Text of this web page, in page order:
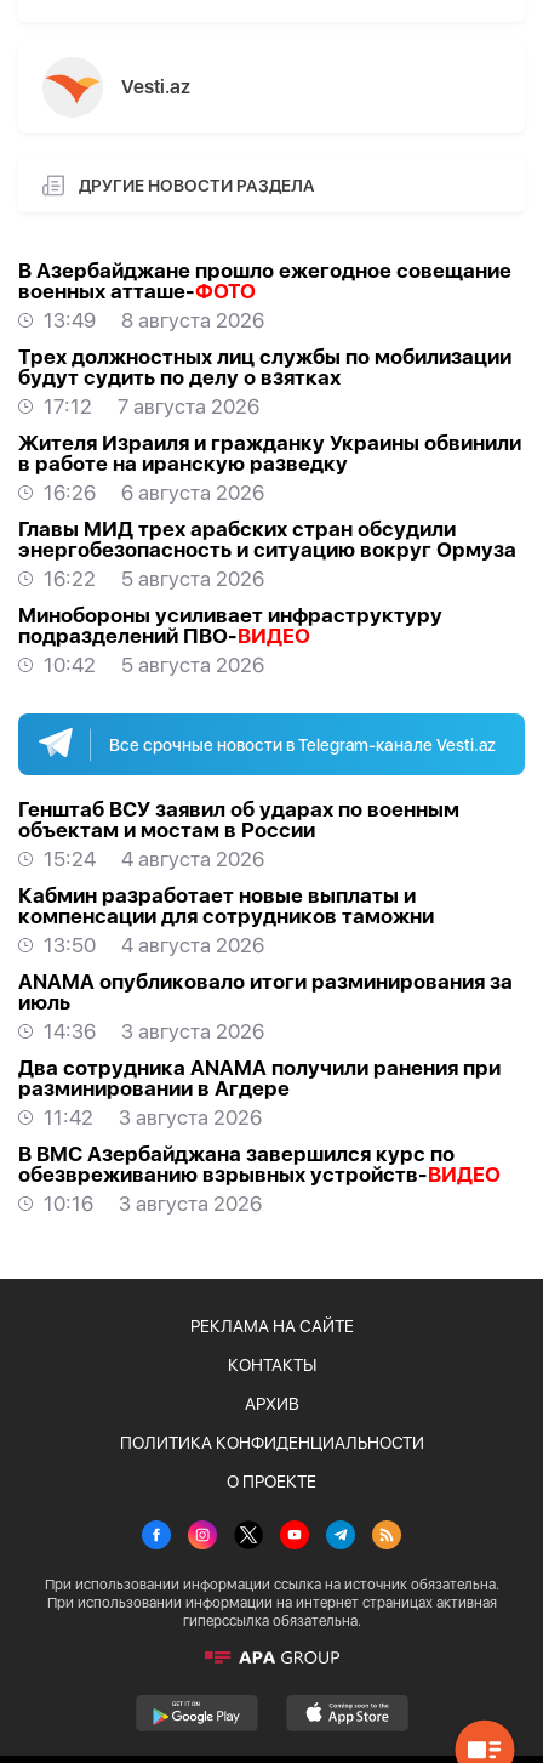
Vesti.az
ДРУГИЕ НОВОСТИ РАЗДЕЛА
В Азербайджане прошло ежегодное совещание
военных атташе-ФОТО
13:49
8 августа 2026
Трех должностных лиц службы по мобилизации
будут судить по делу о взятках
17:12
7 августа 2026
Жителя Израиля и гражданку Украины обвинили
в работе на иранскую разведку
16:26
6 августа 2026
Главы МИД трех арабских стран обсудили
энергобезопасность и ситуацию вокруг Ормуза
16:22
5 августа 2026
Минобороны усиливает инфраструктуру
подразделений ПВО-ВИДЕО
10:42
5 августа 2026
Все срочные новости в Telegram-канале Vesti.az
Генштаб ВСУ заявил об ударах по военным
объектам и мостам в России
15:24
4 августа 2026
Кабмин разработает новые выплаты и
компенсации для сотрудников таможни
13:50
4 августа 2026
ANAMA опубликовало итоги разминирования за
июль
14:36
3 августа 2026
Два сотрудника ANAMA получили ранения при
разминировании в Агдере
11:42
3 августа 2026
В ВМС Азербайджана завершился курс по
обезвреживанию взрывных устройств-ВИДЕО
10:16
3 августа 2026
РЕКЛАМА НА САЙТЕ
КОНТАКТЫ
АРХИВ
ПОЛИТИКА КОНФИДЕНЦИАЛЬНОСТИ
О ПРОЕКТЕ
При использовании информации ссылка на источник обязательна.
При использовании информации на интернет страницах активная
гиперссылка обязательна.